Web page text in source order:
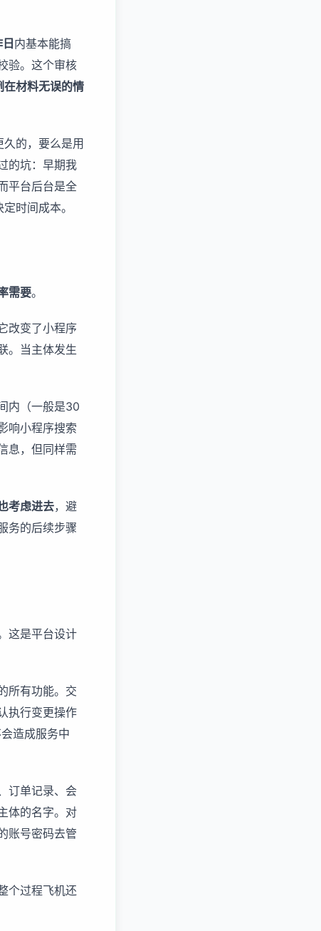
内基本能搞
验。这个审核
材料无误的情
的，要么是用
的坑：早期我
平台后台是全
时间成本。
需要。
改变了小程序
。当主体发生
内（一般是30
响小程序搜索
息，但同样需
考虑进去，避
务的后续步骤
这是平台设计
所有功能。交
执行变更操作
造成服务中
订单记录、会
体的名字。对
账号密码去管
个过程飞机还